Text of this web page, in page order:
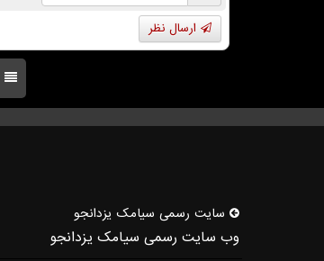
ارسال نظر
سایت رسمی سیامك یزدانجو
وب سایت رسمی سیامک یزدانجو